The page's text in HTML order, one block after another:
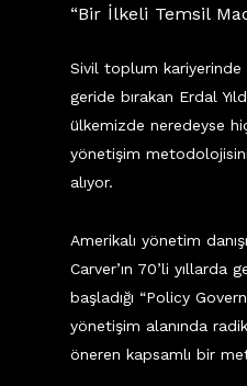
“Bir İlkeli Temsil
Sivil toplum kariyerinde
geride bırakan Erdal
ülkemizde neredeyse
yönetişim
alıyor.
Amerikalı yönetim
Carver’ın 70’li yıllarda
başladığı “Policy
yönetişim alanında
öneren kapsamlı bir